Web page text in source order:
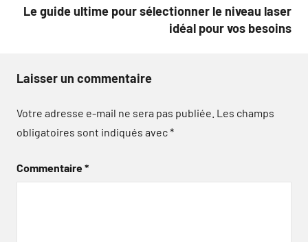
Le guide ultime pour sélectionner le niveau laser
idéal pour vos besoins
Laisser un commentaire
Votre adresse e-mail ne sera pas publiée. Les champs
obligatoires sont indiqués avec*
Commentaire*